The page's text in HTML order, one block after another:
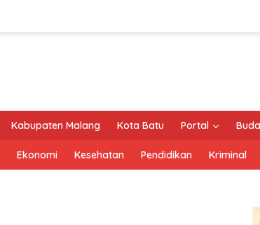
Kabupaten Malang Kota Batu Portal
Ekonomi Kesehatan Pendidikan Kriminal